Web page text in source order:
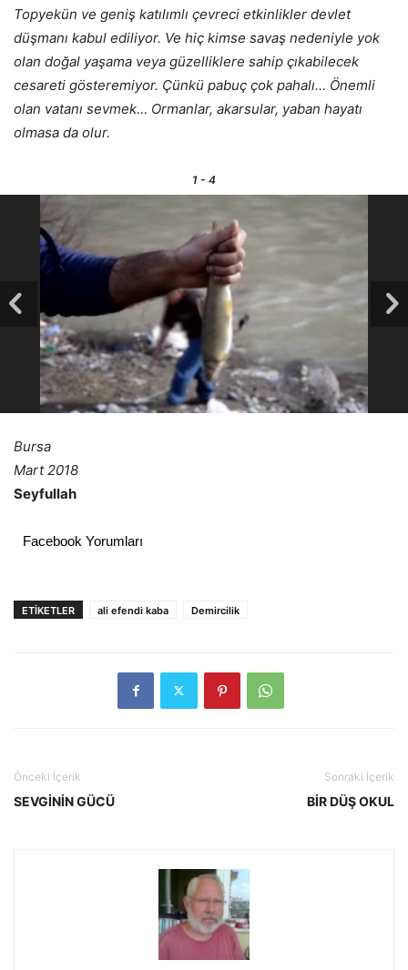
Topyekün ve geniş katılımlı çevreci etkinlikler devlet
düşmanı kabul ediliyor. Ve hiç kimse savaş nedeniyle yok
olan doğal yaşama veya güzelliklere sahip çıkabilecek
cesareti gösteremiyor. Çünkü pabuç çok pahalı… Önemli
olan vatanı sevmek… Ormanlar, akarsular, yaban hayatı
olmasa da olur.
1 - 4
Bursa
Mart 2018
Seyfullah
Facebook Yorumları
ETIKETLER ali efendi kaba Demircilik
Önceki İçerik
SEVGİNİN GÜCÜ
Sonraki İçerik
BİR DÜŞ OKUL